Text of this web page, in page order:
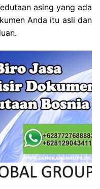
asing yang ada
Anda itu asli dan